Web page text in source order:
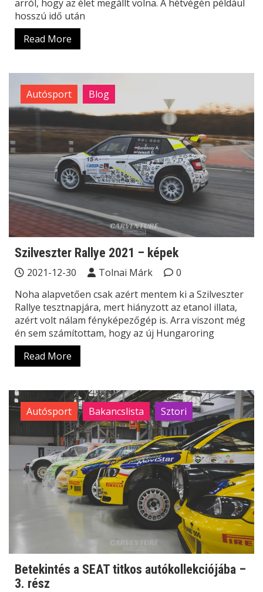
arról, hogy az élet megállt volna. A hétvégén például
hosszú idő után
Read More
Autósport Blog
Szilveszter Rallye 2021 – képek
2021-12-30 Tolnai Márk
0
Noha alapvetően csak azért mentem ki a Szilveszter
Rallye tesztnapjára, mert hiányzott az etanol illata,
azért volt nálam fényképezőgép is. Arra viszont még
én sem számítottam, hogy az új Hungaroring
Read More
Autósport Bakancslista Sztori
Betekintés a SEAT titkos autókollekciójába –
3. rész